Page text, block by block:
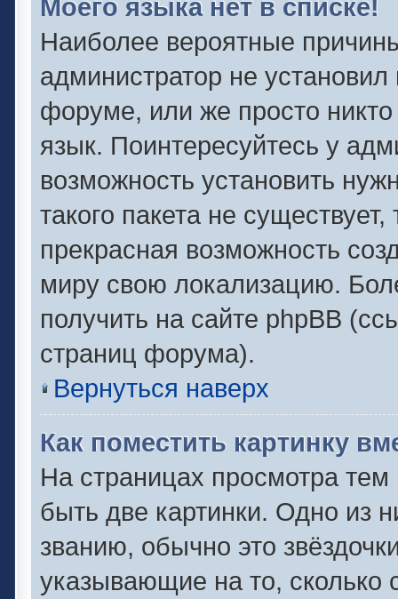
Моего языка нет в списке!
Наиболее вероятные
администратор не
форуме, или же просто
язык. Поинтересуйтесь у
возможность установить
такого пакета не
прекрасная возможность
миру свою локализацию.
получить на сайте phpBB
страниц форума).
Вернуться наверх
Как поместить картинку
На страницах просмотра
быть две картинки. Одно из
званию, обычно это
указывающие на то,